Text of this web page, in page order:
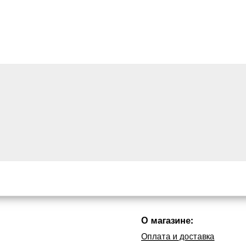
О магазине:
Оплата и доставка